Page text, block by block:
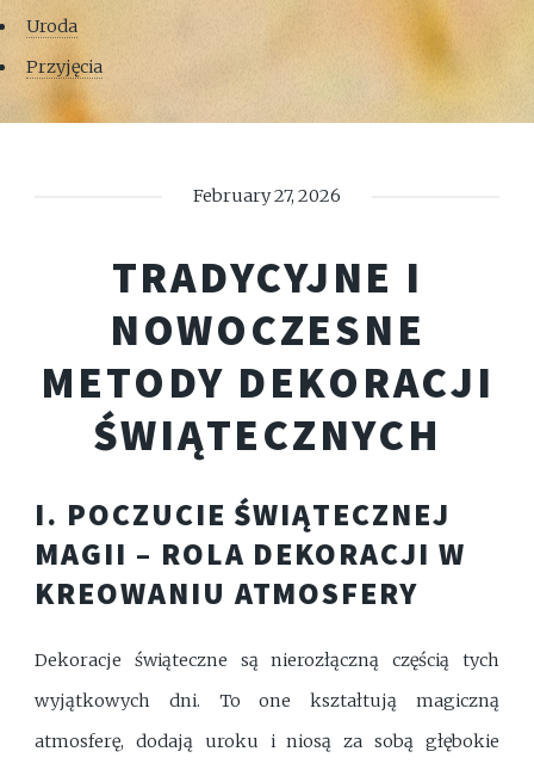
Uroda
Przyjęcia
February 27, 2026
TRADYCYJNE I
NOWOCZESNE
METODY DEKORACJI
ŚWIĄTECZNYCH
I. POCZUCIE ŚWIĄTECZNEJ
MAGII – ROLA DEKORACJI W
KREOWANIU ATMOSFERY
Dekoracje świąteczne są nierozłączną częścią tych
wyjątkowych dni. To one kształtują magiczną
atmosferę, dodają uroku i niosą za sobą głębokie